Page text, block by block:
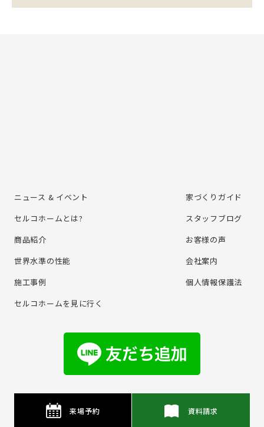
ニュース & イベント
セルコホームとは?
商品紹介
世界水準の性能
施⼯事例
セルコホームを⾒に⾏く
家づくりガイド
スタッフブログ
お客様の声
会社案内
個⼈情報保護法
来場予約 資料請求